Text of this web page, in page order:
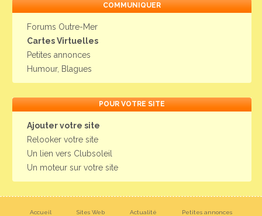
COMMUNIQUER
Forums Outre-Mer
Cartes Virtuelles
Petites annonces
Humour, Blagues
POUR VOTRE SITE
Ajouter votre site
Relooker votre site
Un lien vers Clubsoleil
Un moteur sur votre site
Accueil Sites Web Actualité Petites annonces